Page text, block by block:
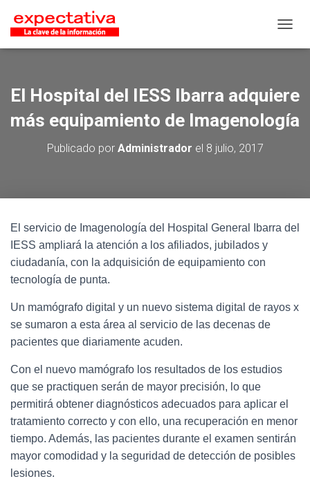
El Hospital del IESS Ibarra adquiere
más equipamiento de Imagenología
Publicado por Administrador el 8 julio, 2017
El servicio de Imagenología del Hospital General Ibarra del
IESS ampliará la atención a los afiliados, jubilados y
ciudadanía, con la adquisición de equipamiento con
tecnología de punta.
Un mamógrafo digital y un nuevo sistema digital de rayos x
se sumaron a esta área al servicio de las decenas de
pacientes que diariamente acuden.
Con el nuevo mamógrafo los resultados de los estudios
que se practiquen serán de mayor precisión, lo que
permitirá obtener diagnósticos adecuados para aplicar el
tratamiento correcto y con ello, una recuperación en menor
tiempo. Además, las pacientes durante el examen sentirán
mayor comodidad y la seguridad de detección de posibles
lesiones.